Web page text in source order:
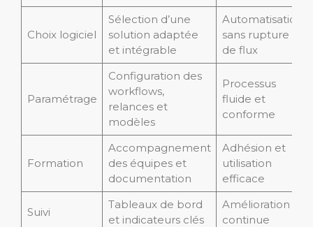
Choix logiciel
Sélection d’une
solution adaptée
et intégrable
Automatisation
sans rupture
de flux
Paramétrage
Configuration des
workflows,
relances et
modèles
Processus
fluide et
conforme
Formation
Accompagnement
des équipes et
documentation
Adhésion et
utilisation
efficace
Suivi
Tableaux de bord
et indicateurs clés
Amélioration
continue